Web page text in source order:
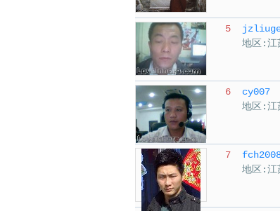
5
地区:江
6 cy007
地区:江
7
地区:江